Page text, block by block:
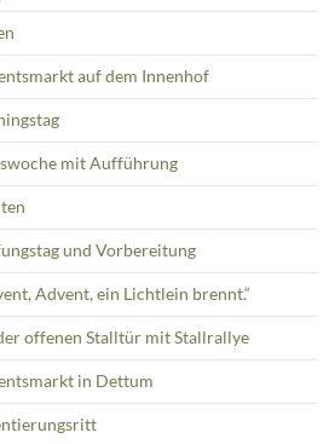
auf dem Innenhof
mit Aufführung
und Vorbereitung
Advent, ein Lichtlein brennt.“
offenen Stalltür mit Stallrallye
in Dettum